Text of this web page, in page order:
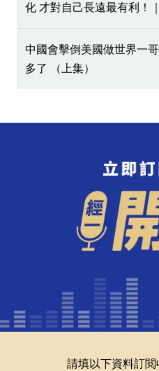
化 才對自己長遠最有利！
中國會擊倒美國做世界一
多了 （上集）
請填以下資料訂閲